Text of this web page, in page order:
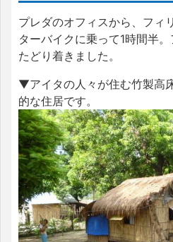
プレダのオフィスから、フィ
ターバイクに乗って1時間半
たどり着きました。
▼アイタの人々が住む竹製高
的な住居です。